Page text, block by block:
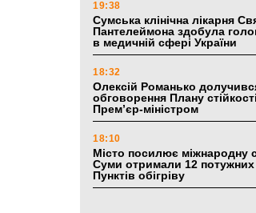
19:38
Сумська клінічна лікарня
Пантелеймона здобула
в медичній сфері України
18:32
Олексій Романько
обговорення Плану
Прем’єр-міністром
18:10
Місто посилює міжнародну
Суми отримали 12 потужних
Пунктів обігріву